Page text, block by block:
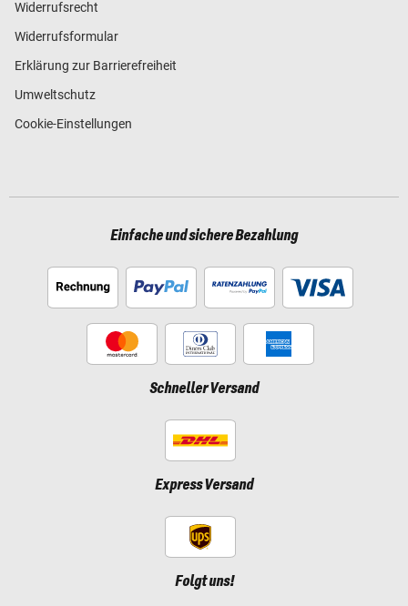
Widerrufsrecht
Widerrufsformular
Erklärung zur Barrierefreiheit
Umweltschutz
Cookie-Einstellungen
Einfache und sichere Bezahlung
Schneller Versand
Express Versand
Folgt uns!